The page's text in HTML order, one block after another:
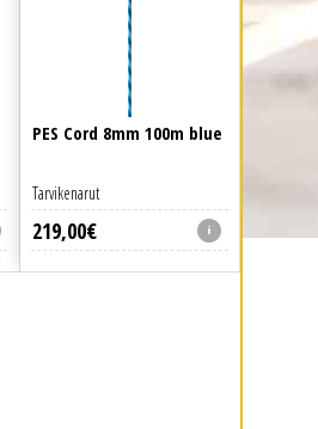
PES Cord 8mm 100m blue
219,00€
Tarvikenarut